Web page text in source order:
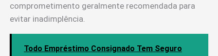
comprometimento geralmente recomendada para
evitar inadimplência.
Todo Empréstimo Consignado Tem Seguro